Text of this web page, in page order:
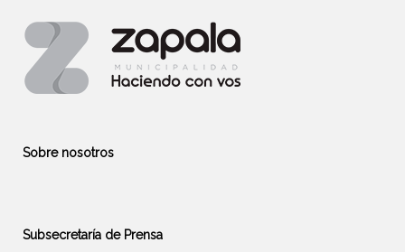
Sobre nosotros
Subsecretaría de Prensa